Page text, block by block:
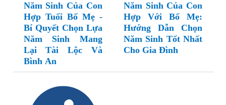
Năm Sinh Của Con
Hợp Tuổi Bố Mẹ -
Bí Quyết Chọn Lựa
Năm Sinh Mang
Lại Tài Lộc Và
Bình An
Năm Sinh Của Con
Hợp Với Bố Mẹ:
Hướng Dẫn Chọn
Năm Sinh Tốt Nhất
Cho Gia Đình